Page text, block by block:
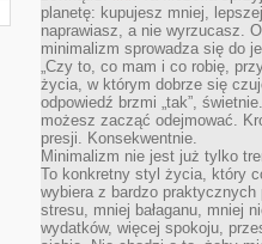
planetę: kupujesz mniej,
naprawiasz, a nie wyrzucasz.
minimalizm sprowadza się do
„Czy to, co mam i co robię,
życia, w którym dobrze się
odpowiedź brzmi „tak”,
możesz zacząć odejmować.
presji. Konsekwentnie.
Minimalizm nie jest już tylko
To konkretny styl życia, który
wybiera z bardzo praktycznych
stresu, mniej bałaganu, mniej
wydatków, więcej spokoju,